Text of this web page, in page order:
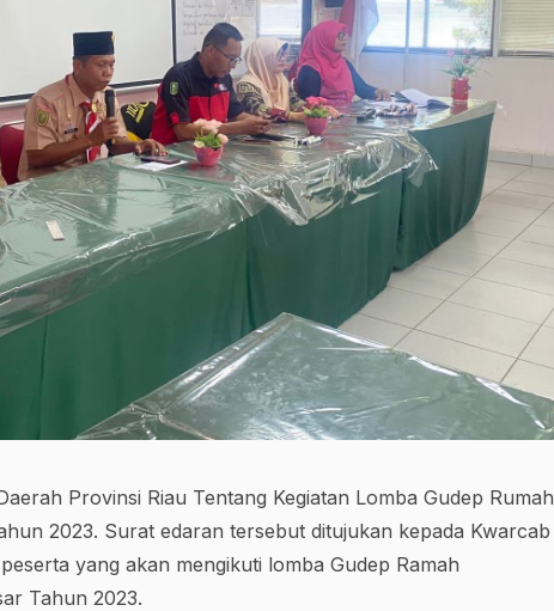
Provinsi Riau Tentang Kegiatan Lomba Gudep Rumah
2023. Surat edaran tersebut ditujukan kepada Kwarcab
yang akan mengikuti lomba Gudep Ramah
Tahun 2023.